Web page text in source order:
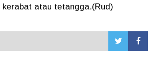
atau tetangga.(Rud)